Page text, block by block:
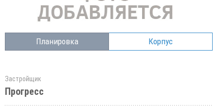
Планировка Корпус
Застройщик
Прогресс